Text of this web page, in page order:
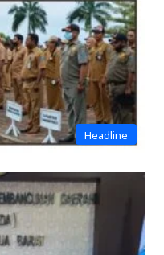
Headline